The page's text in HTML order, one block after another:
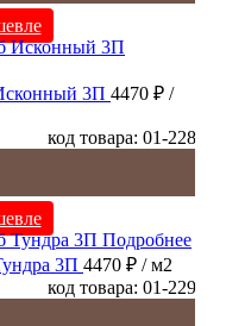
3П 4470 ₽ /
код товара: 01-228
Подробнее
3П 4470 ₽ / м2
код товара: 01-229